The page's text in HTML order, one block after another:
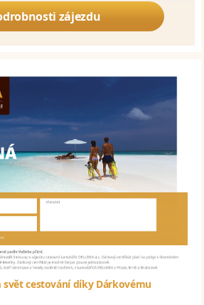
zájezdu
cestování díky Dárkovému